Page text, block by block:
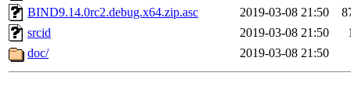
BIND9.14.0rc2.debug.x64.zip.asc
2019-03-08 21:50
srcid
2019-03-08 21:50
doc/
2019-03-08 21:50